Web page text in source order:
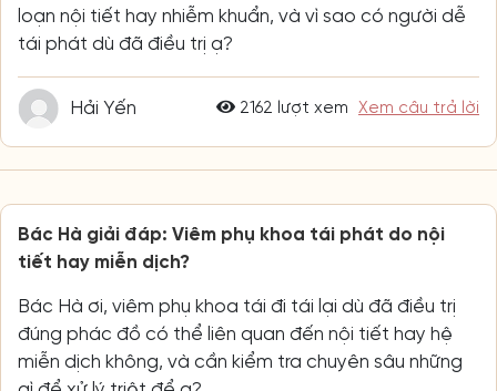
loạn nội tiết hay nhiễm khuẩn, và vì sao có người dễ
tái phát dù đã điều trị ạ?
Hải Yến 2162 lượt xem Xem câu trả lời
Bác Hà giải đáp: Viêm phụ khoa tái phát do nội
tiết hay miễn dịch?
Bác Hà ơi, viêm phụ khoa tái đi tái lại dù đã điều trị
đúng phác đồ có thể liên quan đến nội tiết hay hệ
miễn dịch không, và cần kiểm tra chuyên sâu những